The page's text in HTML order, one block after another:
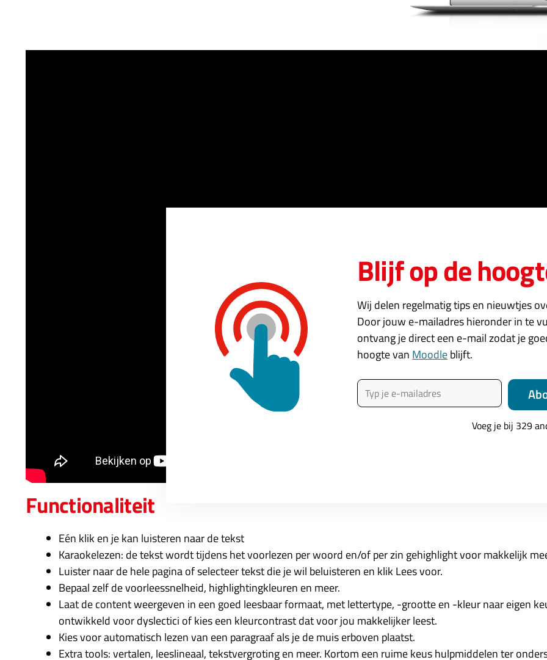
Functionaliteit
Eén klik en je kan luisteren naar de tekst
Karaokelezen: de tekst wordt tijdens het voorlezen per woord en/of per zin gehighlight voor makkelijk
Luister naar de hele pagina of selecteer tekst die je wil beluisteren en klik Lees voor.
Bepaal zelf de voorleessnelheid, highlightingkleuren en meer.
Laat de content weergeven in een goed leesbaar formaat, met lettertype, -grootte en -kleur naar eigen
ontwikkeld voor dyslectici of kies een kleurcontrast dat voor jou makkelijker leest.
Kies voor automatisch lezen van een paragraaf als je de muis erboven plaatst.
Extra tools: vertalen, leeslineaal, tekstvergroting en meer. Kortom een ruime keus hulpmiddelen ter
Blijf op de
Wij delen regelmatig tips en nieuwtjes
Door jouw e-mailadres hieronder in te
ontvang je direct een e-mail zodat je
hoogte van Moodleblijft.
Typ je e-mailadres
Voeg je bij 329